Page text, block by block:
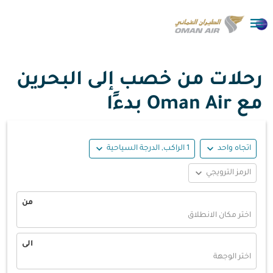

رحلات من خصب إلى البحرين
مع Oman Air بدءًا
اتجاه واحد expand_more 1 الراكب, الدرجة السياحية expand_more
الرمز الترويجي expand_more
من
اختر مكان الانطلاق
الى
اختر الوجهة